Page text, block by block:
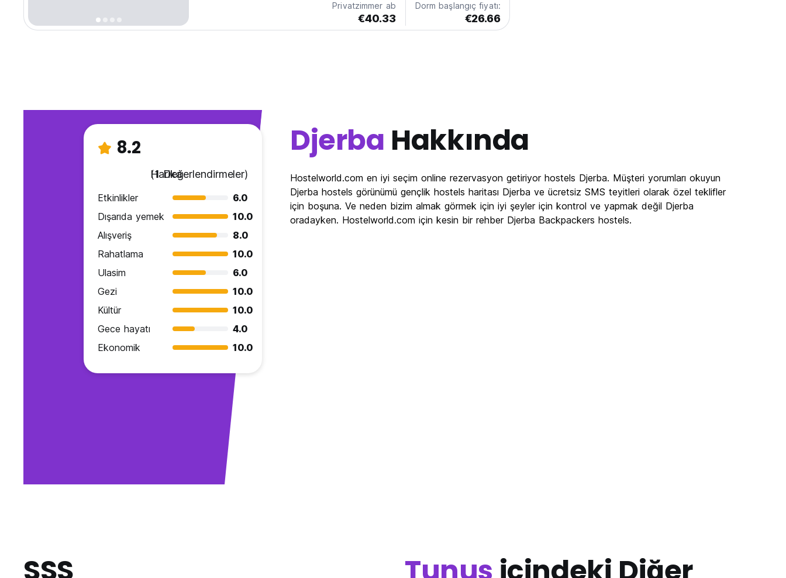
Privatzimmer ab
€40.33
Dorm başlangıç fiyatı:
€26.66
8.2
Harika
(1 Değerlendirmeler)
Etkinlikler
6.0
Dışarıda yemek
10.0
Alışveriş
8.0
Rahatlama
10.0
Ulasim
6.0
Gezi
10.0
Kültür
10.0
Gece hayatı
4.0
Ekonomik
10.0
Djerba Hakkında
Hostelworld.com en iyi seçim online rezervasyon getiriyor hostels Djerba. Müşteri yorumları okuyun
Djerba hostels görünümü gençlik hostels haritası Djerba ve ücretsiz SMS teyitleri olarak özel teklifler
için boşuna. Ve neden bizim almak görmek için iyi şeyler için kontrol ve yapmak değil Djerba
oradayken. Hostelworld.com için kesin bir rehber Djerba Backpackers hostels.